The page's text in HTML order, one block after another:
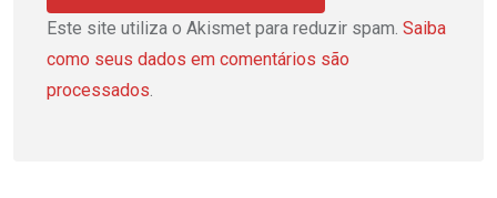
Este site utiliza o Akismet para reduzir spam. Saiba
como seus dados em comentários são
processados.